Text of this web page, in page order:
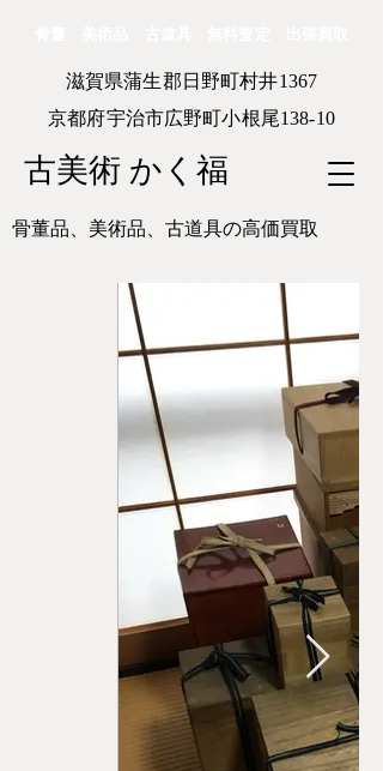
古美術 かく福
京都府宇治市広野町小根尾138-10
滋賀県蒲生郡日野町村井1367
骨董品、美術品、古道具の高価買取